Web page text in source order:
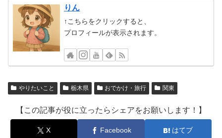
りん
↑こちらをクリックすると、
プロフィールが表示されます。
やりたいこと 栃木県 おでかけ・旅行 関東
【この記事が役に立ったらシェアをお願いします！】
X Facebook はてブ